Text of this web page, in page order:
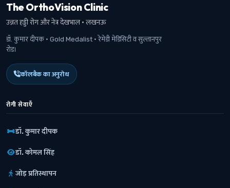
The OrthoVision Clinic
उन्नत हड्डी रोग और नेत्र देखभाल · लखनऊ
डॉ. कुमार दीपक · Gold Medalist · रेमेडी मेडिसिटी व सुल्तानपुर
रोड।
कॉलबैक का अनुरोध
रोगी सेवाएँ
डॉ. कुमार दीपक
डॉ. कोमल सिंह
जोड़ प्रतिस्थापन